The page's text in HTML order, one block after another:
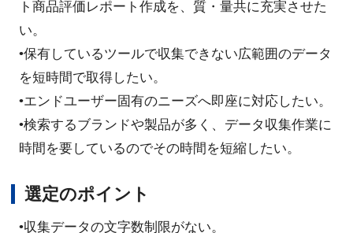
ト商品評価レポート作成を、質・量共に充実させた
い。
•保有しているツールで収集できない広範囲のデータ
を短時間で取得したい。
•エンドユーザー固有のニーズへ即座に対応したい。
•検索するブランドや製品が多く、データ収集作業に
時間を要しているのでその時間を短縮したい。
選定のポイント
•収集データの文字数制限がない。